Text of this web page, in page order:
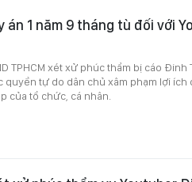
án 1 năm 9 tháng tù đối với
TPHCM xét xử phúc thẩm bị cáo Đinh
quyền tự do dân chủ xâm phạm lợi ích
của tổ chức, cá nhân.